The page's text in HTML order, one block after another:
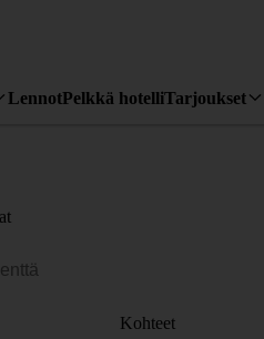
LennotPelkkä hotelliTarjoukset
Kohteet